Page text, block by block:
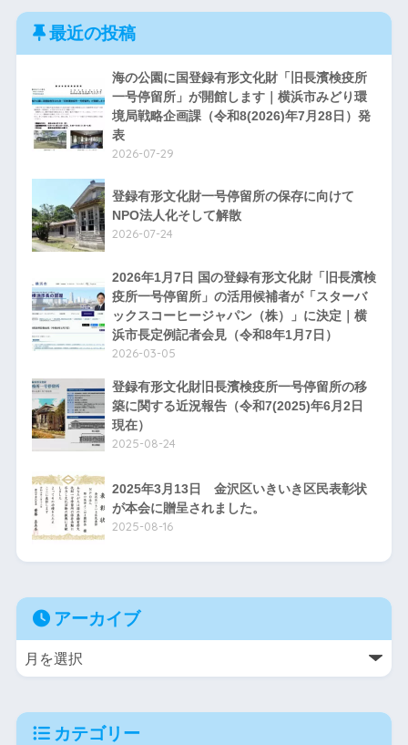
最近の投稿
海の公園に国登録有形文化財「旧長濱検疫所
一号停留所」が開館します｜横浜市みどり環
境局戦略企画課（令和8(2026)年7月28日）発
表
2026-07-29
登録有形文化財一号停留所の保存に向けて
NPO法人化そして解散
2026-07-24
2026年1月7日 国の登録有形文化財「旧長濱検
疫所一号停留所」の活用候補者が「スターバ
ックスコーヒージャパン（株）」に決定｜横
浜市長定例記者会見（令和8年1月7日）
2026-03-05
登録有形文化財旧長濱検疫所一号停留所の移
築に関する近況報告（令和7(2025)年6月2日
現在）
2025-08-24
2025年3月13日 金沢区いきいき区民表彰状
が本会に贈呈されました。
2025-08-16
アーカイブ
カテゴリー